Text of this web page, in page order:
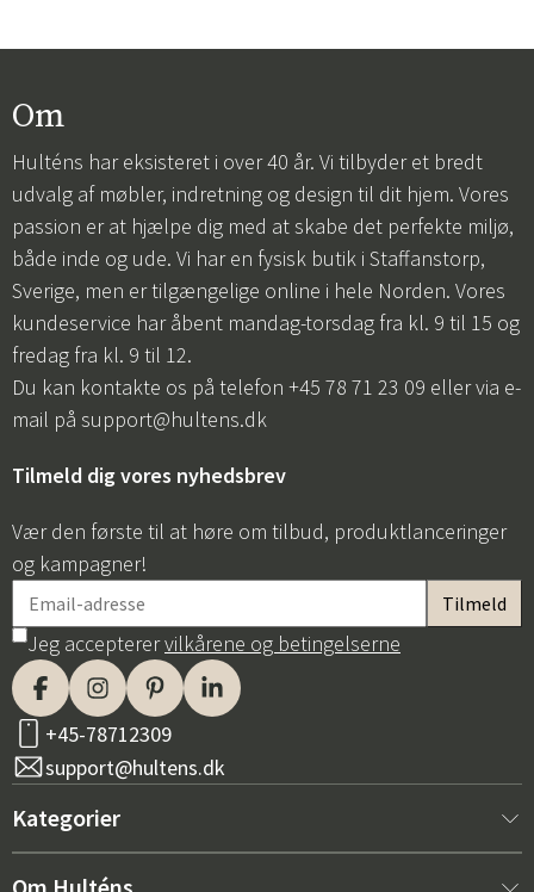
Om
Hulténs har eksisteret i over 40 år. Vi tilbyder et bredt
udvalg af møbler, indretning og design til dit hjem. Vores
passion er at hjælpe dig med at skabe det perfekte miljø,
både inde og ude. Vi har en fysisk butik i Staffanstorp,
Sverige, men er tilgængelige online i hele Norden. Vores
kundeservice har åbent mandag-torsdag fra kl. 9 til 15 og
fredag fra kl. 9 til 12.
Du kan kontakte os på telefon +45 78 71 23 09 eller via e-
mail på support@hultens.dk
Tilmeld dig vores nyhedsbrev
Vær den første til at høre om tilbud, produktlanceringer
og kampagner!
Jeg accepterervilkårene og betingelserne
+45-78712309
support@hultens.dk
Kategorier
Nyt hos os